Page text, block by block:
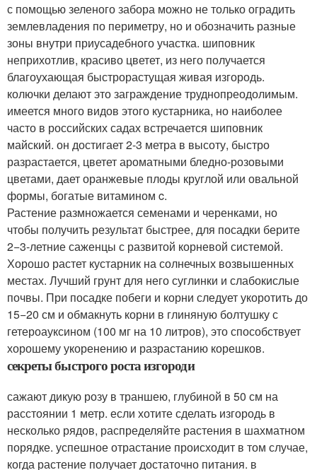
с помощью зеленого забора можно не только оградить
землевладения по периметру, но и обозначить разные
зоны внутри приусадебного участка. шиповник
неприхотлив, красиво цветет, из него получается
благоухающая быстрорастущая живая изгородь.
колючки делают это заграждение труднопреодолимым.
имеется много видов этого кустарника, но наиболее
часто в российских садах встречается шиповник
майский. он достигает 2-3 метра в высоту, быстро
разрастается, цветет ароматными бледно-розовыми
цветами, дает оранжевые плоды круглой или овальной
формы, богатые витамином c.
Растение размножается семенами и черенками, но
чтобы получить результат быстрее, для посадки берите
2−3-летние саженцы с развитой корневой системой.
Хорошо растет кустарник на солнечных возвышенных
местах. Лучший грунт для него суглинки и слабокислые
почвы. При посадке побеги и корни следует укоротить до
15−20 см и обмакнуть корни в глиняную болтушку с
гетероауксином (100 мг на 10 литров), это способствует
хорошему укоренению и разрастанию корешков.
секреты быстрого роста изгороди
сажают дикую розу в траншею, глубиной в 50 см на
расстоянии 1 метр. если хотите сделать изгородь в
несколько рядов, распределяйте растения в шахматном
порядке. успешное отрастание происходит в том случае,
когда растение получает достаточно питания. в